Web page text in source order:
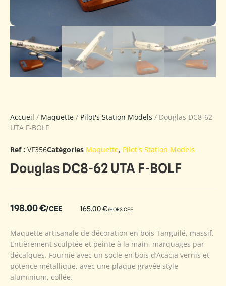
Accueil / Maquette / Pilot's Station Models / Douglas DC8-62
UTA F-BOLF
Ref : VF356Catégories Maquette, Pilot's Station Models
Douglas DC8-62 UTA F-BOLF
198.00€/CEE 165.00€/HORS CEE
Maquette artisanale de décoration en bois Tanguilé, massif.
Entièrement sculptée et peinte à la main, marquages par
décalques. Fournie avec un socle en bois d’Acacia vernis et
potence métallique, avec une plaque gravée style
aluminium, collée.